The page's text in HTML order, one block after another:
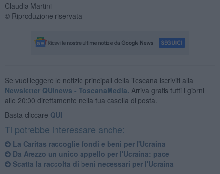
Claudia Martini
© Riproduzione riservata
Se vuoi leggere le notizie principali della Toscana iscriviti alla
Newsletter QUInews - ToscanaMedia. Arriva gratis tutti i giorni
alle 20:00 direttamente nella tua casella di posta.
Basta cliccare QUI
Ti potrebbe interessare anche:
La Caritas raccoglie fondi e beni per l'Ucraina
Da Arezzo un unico appello per l'Ucraina: pace
Scatta la raccolta di beni necessari per l'Ucraina